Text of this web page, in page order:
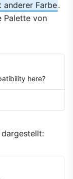
anderer Farbe.
Palette von
here?